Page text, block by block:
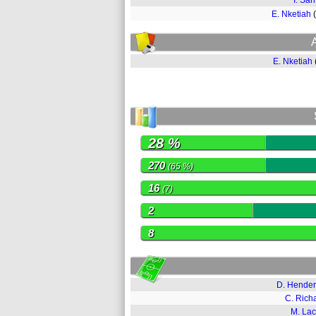
E. Nketiah
E. Nketiah
28 %
270(65 %)
16(7)
2
8
D.
C.
M.